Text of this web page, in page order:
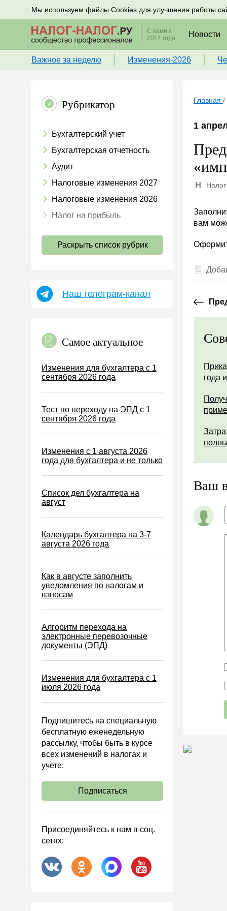
Мы используем файлы Cookies для улучшения работы
Подписывайтесь на новости по налогам, учету и
С вами с
2014 года
Новости
Важное за неделю Изменения-2026
Рубрикатор
Бухгалтерский учет
Бухгалтерская отчетность
Аудит
Налоговые изменения 2027
Налоговые изменения 2026
Налог на прибыль
Страховые взносы 2026
УСН
Земельный налог
Налог на рекламу
Торговый сбор
Туристический налог
Водный налог
Экологический налог
Налог на игорный бизнес
Акцизы
Возврат и зачет налогов
Налоговые проверки
Ответственность
Статистика
Онлайн-кассы ККТ ККМ
Управленческий учет
Анализ хозяйственной
Охрана труда и аттестация
Охрана труда
Налоговое планирование
Финансовый контроль
Договоры
ООО
АО
Госзакупки
Раскрыть список рубрик
Наш телеграм-канал
Самое актуальное
Изменения для бухгалтера с 1
сентября 2026 года
Тест по переходу на ЭПД с 1
сентября 2026 года
Изменения с 1 августа 2026
года для бухгалтера и не только
Список дел бухгалтера на
август
Календарь бухгалтера на 3-7
августа 2026 года
Как в августе заполнить
уведомления по налогам и
взносам
Алгоритм перехода на
электронные перевозочные
документы (ЭПД)
Изменения для бухгалтера с 1
июля 2026 года
Подпишитесь на специальную
бесплатную еженедельную
рассылку, чтобы быть в курсе
всех изменений в налогах и
учете:
Подписаться
Присоединяйтесь к нам в соц.
сетях:
Главная /
1
вам
года
Ваш